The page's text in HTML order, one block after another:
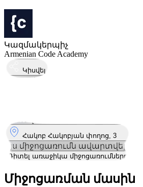
Կազմակերպիչ
Armenian Code Academy
Կիսվել
Կայացել է
Հակոբ Հակոբյան փողոց, 3
Այս միջոցառումն ավարտվել է
Դիտել առաջիկա միջոցառումները
Միջոցառման մասին